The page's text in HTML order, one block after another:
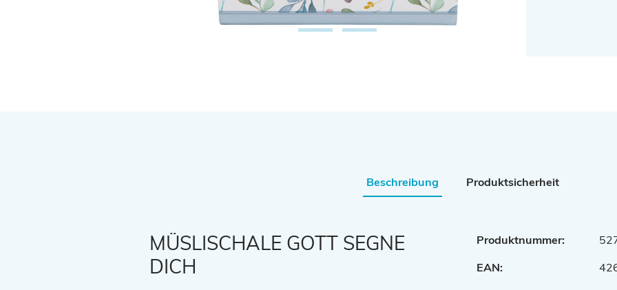
Beschreibung Produktsicherheit
MÜSLISCHALE GOTT SEGNE
DICH
Produktnummer:
EAN: